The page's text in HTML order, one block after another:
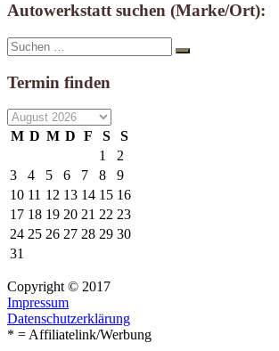
Autowerkstatt suchen (Marke/Ort):
Suche
nach:
Suchen
Termin finden
M D M D F S
S
1
2
3
4 5 6 7 8
9
10 11 12 13 14 15 16
17 18 19 20 21 22 23
24 25 26 27 28 29 30
31
Copyright © 2017
Impressum
Datenschutzerklärung
* = Affiliatelink/Werbung